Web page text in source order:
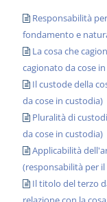
Responsabilità
fondamento e
La cosa che
cagionato da cose
Il custode della
da cose in custodia)
Pluralità di
da cose in custodia)
Applicabilità
(responsabilità per
Il titolo del terzo